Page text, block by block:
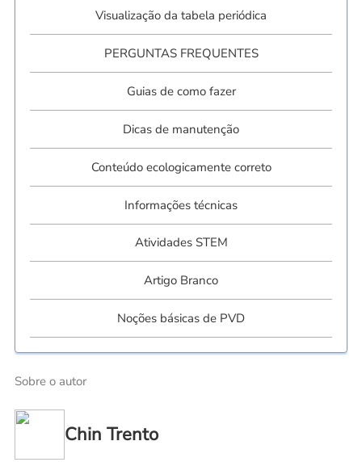
Visualização da tabela periódica
PERGUNTAS FREQUENTES
Guias de como fazer
Dicas de manutenção
Conteúdo ecologicamente correto
Informações técnicas
Atividades STEM
Artigo Branco
Noções básicas de PVD
Sobre o autor
Chin Trento